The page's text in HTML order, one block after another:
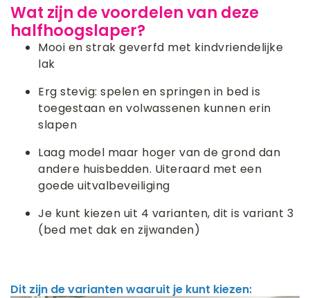
Wat zijn de voordelen van deze
halfhoogslaper?
Mooi en strak geverfd met kindvriendelijke
lak
Erg stevig: spelen en springen in bed is
toegestaan en volwassenen kunnen erin
slapen
Laag model maar hoger van de grond dan
andere huisbedden. Uiteraard met een
goede uitvalbeveiliging
Je kunt kiezen uit 4 varianten, dit is variant 3
(bed met dak en zijwanden)
Dit zijn de varianten waaruit je kunt kiezen: